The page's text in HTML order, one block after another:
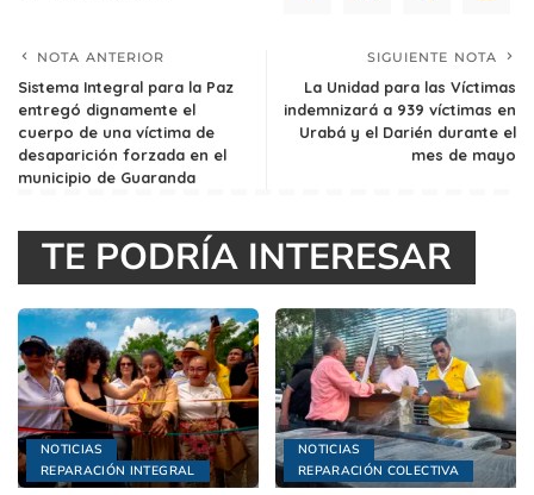
NOTA ANTERIOR
Sistema Integral para la Paz
entregó dignamente el
cuerpo de una víctima de
desaparición forzada en el
municipio de Guaranda
SIGUIENTE NOTA
La Unidad para las Víctimas
indemnizará a 939 víctimas en
Urabá y el Darién durante el
mes de mayo
TE PODRÍA INTERESAR
NOTICIAS
REPARACIÓN INTEGRAL
NOTICIAS
REPARACIÓN COLECTIVA